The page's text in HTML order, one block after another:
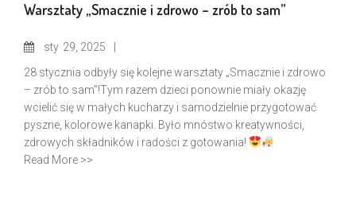
Warsztaty „Smacznie i zdrowo – zrób to sam”
sty 29, 2025
28 stycznia odbyły się kolejne warsztaty „Smacznie i zdrowo
– zrób to sam”!Tym razem dzieci ponownie miały okazję
wcielić się w małych kucharzy i samodzielnie przygotować
pyszne, kolorowe kanapki. Było mnóstwo kreatywności,
zdrowych składników i radości z gotowania!
Read More >>